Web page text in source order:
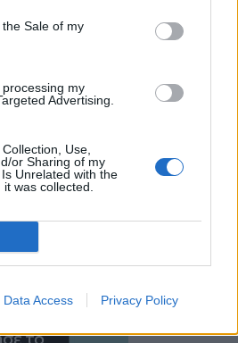
Sale of my
my
Advertising.
Use,
or Sharing of my
Unrelated with the
was collected.
Data Access Privacy Policy